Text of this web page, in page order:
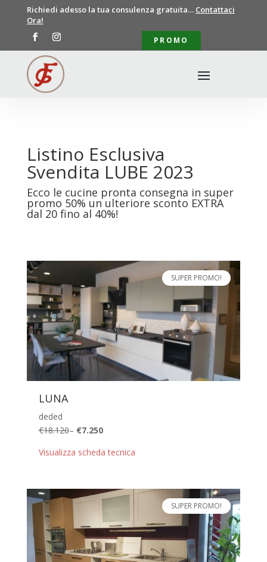
Richiedi adesso la tua consulenza gratuita… Contattaci
Ora!
PROMO
Listino Esclusiva
Svendita LUBE 2023
Ecco le cucine pronta consegna in super
promo 50% un ulteriore sconto EXTRA
dal 20 fino al 40%!
SUPER PROMO!
LUNA
deded
€18.120– €7.250
Visualizza scheda tecnica
SUPER PROMO!